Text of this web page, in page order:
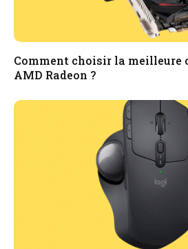
Comment choisir la meilleure
AMD Radeon ?